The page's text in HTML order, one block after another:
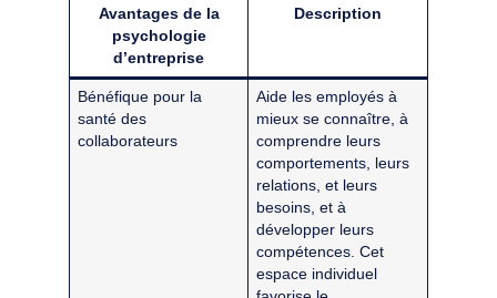
Avantages de la
psychologie
d’entreprise
Description
Bénéfique pour la
santé des
collaborateurs
Aide les employés à
mieux se connaître, à
comprendre leurs
comportements, leurs
relations, et leurs
besoins, et à
développer leurs
compétences. Cet
espace individuel